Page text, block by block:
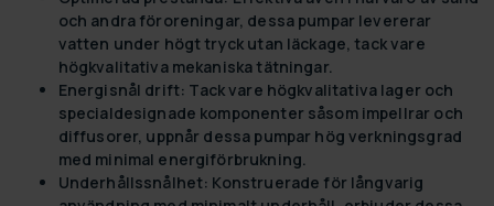
och andra föroreningar, dessa pumpar levererar
vatten under högt tryck utan läckage, tack vare
högkvalitativa mekaniska tätningar.
Energisnål drift: Tack vare högkvalitativa lager och
specialdesignade komponenter såsom impellrar och
diffusorer, uppnår dessa pumpar hög verkningsgrad
med minimal energiförbrukning.
Underhållssnålhet: Konstruerade för långvarig